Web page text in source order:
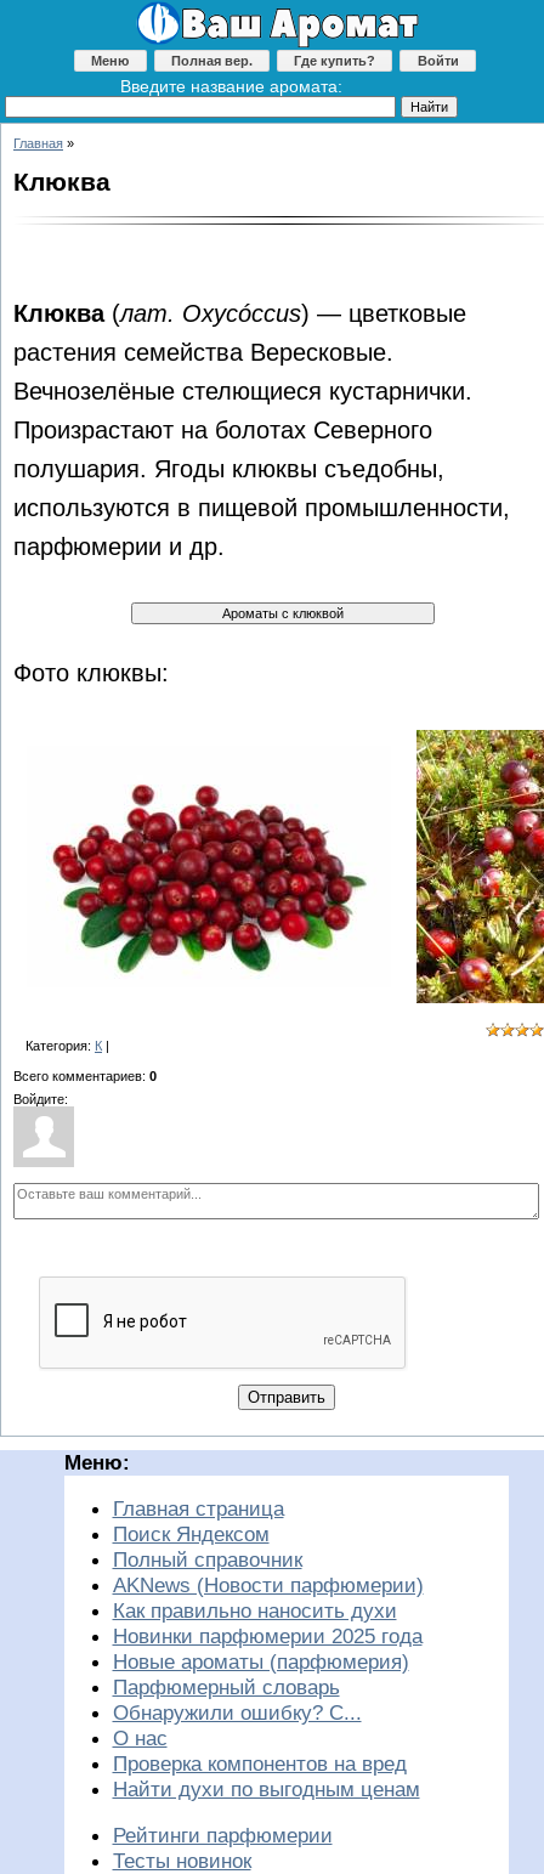
Меню Полная вер. Где купить? Войти
Введите название аромата:
Главная »
Клюква
Клюква(лат. Oxycóccus) — цветковые
растения семейства Вересковые.
Вечнозелёные стелющиеся кустарнички.
Произрастают на болотах Северного
полушария. Ягоды клюквы съедобны,
используются в пищевой промышленности,
парфюмерии и др.
Фото клюквы:
Категория: К
Всего комментариев: 0
Войдите:
Отправить
Меню:
Главная страница
Поиск Яндексом
Полный справочник
AKNews (Новости парфюмерии)
Как правильно наносить духи
Новинки парфюмерии 2025 года
Новые ароматы (парфюмерия)
Парфюмерный словарь
Обнаружили ошибку? С...
О нас
Проверка компонентов на вред
Найти духи по выгодным ценам
Рейтинги парфюмерии
Тесты новинок